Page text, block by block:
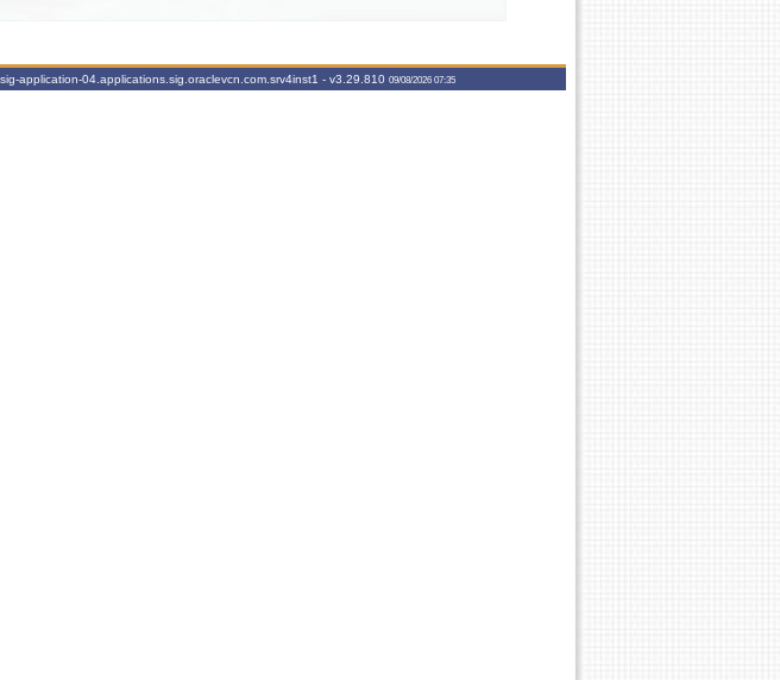
application-04.applications.sig.oraclevcn.com.srv4inst1 - v3.29.810 09/08/2026 07:35